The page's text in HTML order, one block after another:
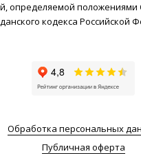
определяемой положениями
кодекса Российской
Обработка персональных
Публичная оферта